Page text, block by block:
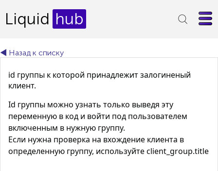
Liquid hub
◄ Назад к списку
id группы к которой принадлежит залогиненый
клиент.
Id группы можно узнать только выведя эту
переменную в код и войти под пользователем
включенным в нужную группу.
Если нужна проверка на вхождение клиента в
определенную группу, используйте client_group.title